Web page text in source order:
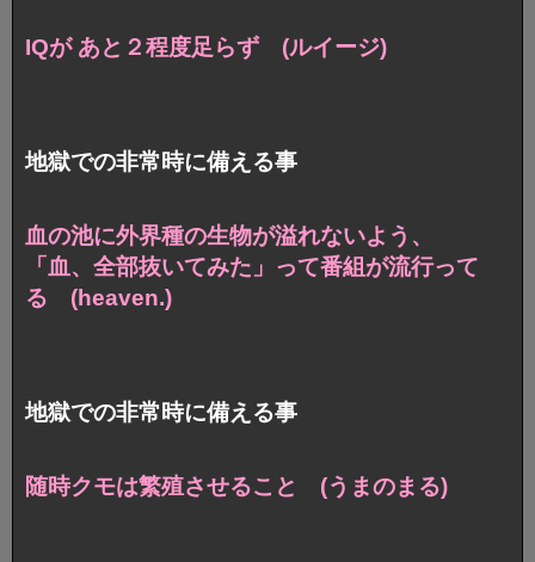
IQが あと２程度足らず (ルイージ)
地獄での非常時に備える事
血の池に外界種の生物が溢れないよう、
「血、全部抜いてみた」って番組が流行って
る (heaven.)
地獄での非常時に備える事
随時クモは繁殖させること (うまのまる)